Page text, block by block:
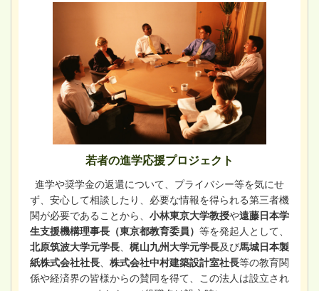
若者の進学応援プロジェクト
進学や奨学金の返還について、プライバシー等を気にせ
ず、安心して相談したり、必要な情報を得られる第三者機
関が必要であることから、 小林東京大学教授や遠藤日本学
生支援機構理事長（東京都教育委員） 等を発起人として、
北原筑波大学元学長、 梶山九州大学元学長及び馬城日本製
紙株式会社社長、 株式会社中村建築設計室社長等の教育関
係や経済界の皆様からの賛同を得て、この法人は設立され